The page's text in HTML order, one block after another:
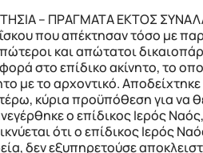
– ΠΡΑΓΜΑΤΑ ΕΚΤΟΣ
που απέκτησαν τόσο με
και απώτατοι
στο επίδικο ακίνητο, το
με το αρχοντικό.
κύρια προϋπόθεση για να
ο επίδικος Ιερός
ότι ο επίδικος Ιερός
δεν εξυπηρετούσε